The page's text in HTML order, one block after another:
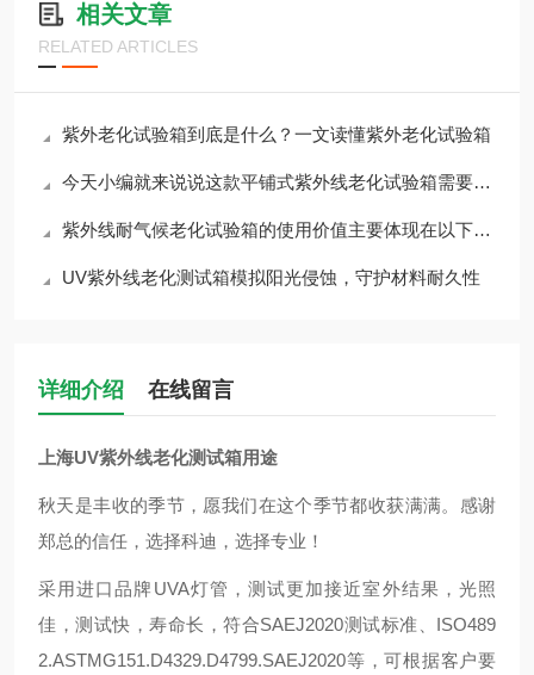
相关文章
RELATED ARTICLES
紫外老化试验箱到底是什么？一文读懂紫外老化试验箱
今天小编就来说说这款平铺式紫外线老化试验箱需要如何维护与保养
紫外线耐气候老化试验箱的使用价值主要体现在以下几个方面
UV紫外线老化测试箱模拟阳光侵蚀，守护材料耐久性
详细介绍 在线留言
上海UV紫外线老化测试箱用途
秋天是丰收的季节，愿我们在这个季节都收获满满。感谢
郑总的信任，选择科迪，选择专业！
采用进口品牌UVA灯管，测试更加接近室外结果，光照
佳，测试快，寿命长，符合SAEJ2020测试标准、ISO489
2.ASTMG151.D4329.D4799.SAEJ2020等，可根据客户要